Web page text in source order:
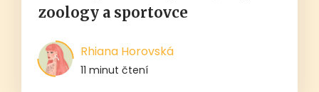
zoology a sportovce
Rhiana Horovská
11 minut čtení